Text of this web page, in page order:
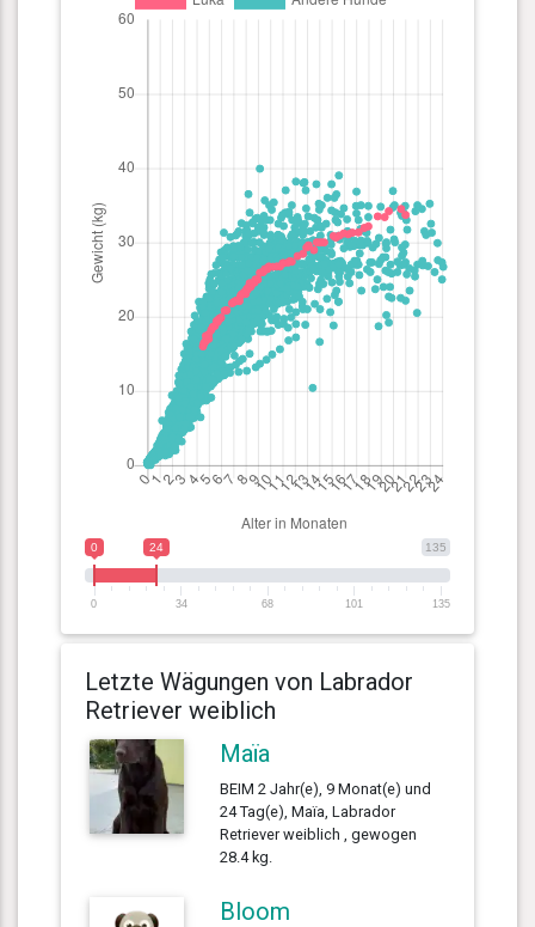
135
0 24
0 34 68 101 135
Letzte Wägungen von Labrador
Retriever weiblich
Maïa
BEIM 2 Jahr(e), 9 Monat(e) und
24 Tag(e), Maïa, Labrador
Retriever weiblich , gewogen
28.4 kg.
Bloom